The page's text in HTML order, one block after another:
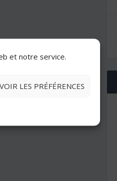
et notre service.
VOIR LES PRÉFÉRENCES